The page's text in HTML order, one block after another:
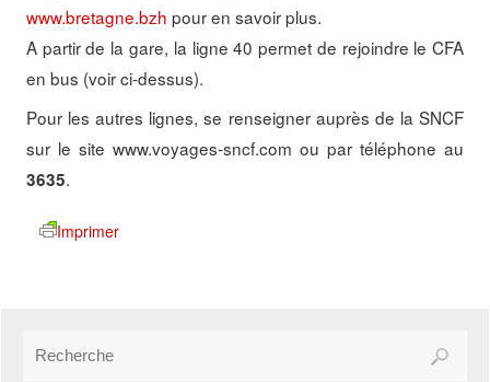
www.bretagne.bzh pour en savoir plus.
A partir de la gare, la ligne 40 permet de rejoindre le CFA
en bus (voir ci-dessus).
Pour les autres lignes, se renseigner auprès de la SNCF
sur le site www.voyages-sncf.com ou par téléphone au
3635.
Imprimer